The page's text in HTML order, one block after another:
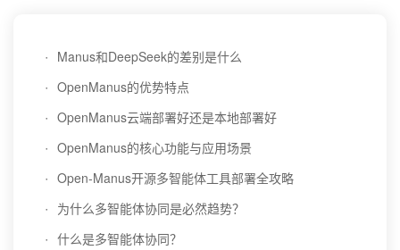
· Manus和DeepSeek的差别是什么
· OpenManus的优势特点
· OpenManus云端部署好还是本地部署好
· OpenManus的核心功能与应用场景
· Open-Manus开源多智能体工具部署全攻略
· 为什么多智能体协同是必然趋势？
· 什么是多智能体协同？